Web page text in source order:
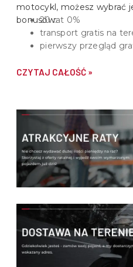
motocykl, możesz wybrać
bonusów:20 rat 0%
transport gratis na
pierwszy przegląd
CZYTAJ CAŁOŚĆ »